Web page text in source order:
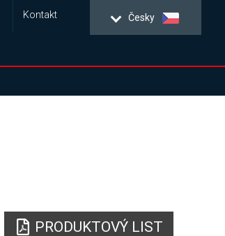
Česky
Kontakt
PRODUKTOVÝ LIST